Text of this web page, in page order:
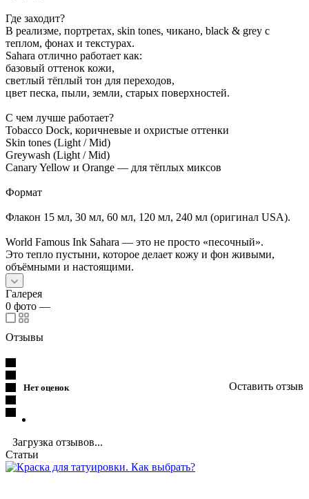
Где заходит?
В реализме, портретах, skin tones, чикано, black & grey с
теплом, фонах и текстурах.
Sahara отлично работает как:
базовый оттенок кожи,
светлый тёплый тон для переходов,
цвет песка, пыли, земли, старых поверхностей.
С чем лучше работает?
Tobacco Dock, коричневые и охристые оттенки
Skin tones (Light / Mid)
Greywash (Light / Mid)
Canary Yellow и Orange — для тёплых миксов
Формат
Флакон 15 мл, 30 мл, 60 мл, 120 мл, 240 мл (оригинал USA).
World Famous Ink Sahara — это не просто «песочный».
Это тепло пустыни, которое делает кожу и фон живыми,
объёмными и настоящими.
Галерея
0 фото —
Отзывы
Нет оценок Оставить отзыв
Загрузка отзывов...
Статьи